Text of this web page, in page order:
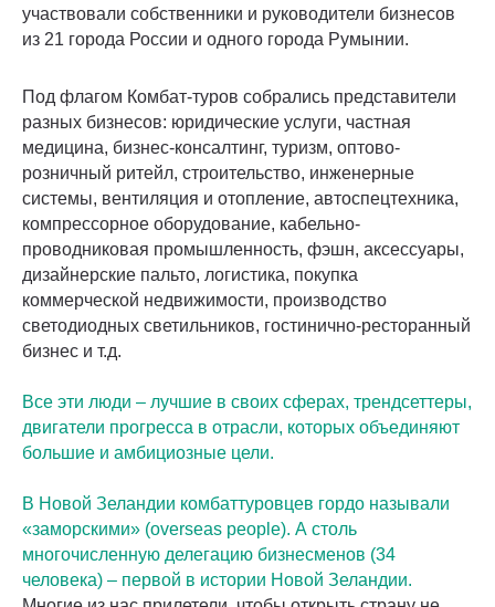
участвовали собственники и руководители бизнесов
из 21 города России и одного города Румынии.
Под флагом Комбат-туров собрались представители
разных бизнесов: юридические услуги, частная
медицина, бизнес-консалтинг, туризм, оптово-
розничный ритейл, строительство, инженерные
системы, вентиляция и отопление, автоспецтехника,
компрессорное оборудование, кабельно-
проводниковая промышленность, фэшн, аксессуары,
дизайнерские пальто, логистика, покупка
коммерческой недвижимости, производство
светодиодных светильников, гостинично-ресторанный
бизнес и т.д.
Все эти люди – лучшие в своих сферах, трендсеттеры,
двигатели прогресса в отрасли, которых объединяют
большие и амбициозные цели.
В Новой Зеландии комбаттуровцев гордо называли
«заморскими» (overseas people). А столь
многочисленную делегацию бизнесменов (34
человека) – первой в истории Новой Зеландии.